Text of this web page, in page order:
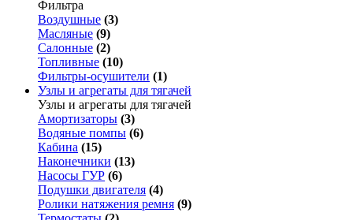
Фильтра
Воздушные (3)
Масляные (9)
Салонные (2)
Топливные (10)
Фильтры-осушители (1)
Узлы и агрегаты для тягачей
Узлы и агрегаты для тягачей
Амортизаторы (3)
Водяные помпы (6)
Кабина (15)
Наконечники (13)
Насосы ГУР (6)
Подушки двигателя (4)
Ролики натяжения ремня (9)